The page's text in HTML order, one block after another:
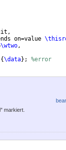
on=value
\wtwo,
{\data} ; %error
markiert.